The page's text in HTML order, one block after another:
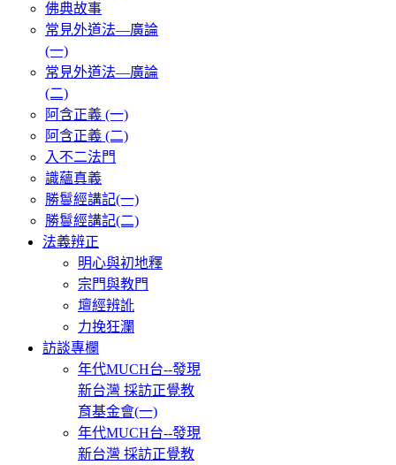
佛典故事
常見外道法—廣論
(一)
常見外道法—廣論
(二)
阿含正義 (一)
阿含正義 (二)
入不二法門
識蘊真義
勝鬘經講記(一)
勝鬘經講記(二)
法義辨正
明心與初地釋
宗門與教門
壇經辨訛
力挽狂瀾
訪談專欄
年代MUCH台--發現
新台灣 採訪正覺教
育基金會(一)
年代MUCH台--發現
新台灣 採訪正覺教